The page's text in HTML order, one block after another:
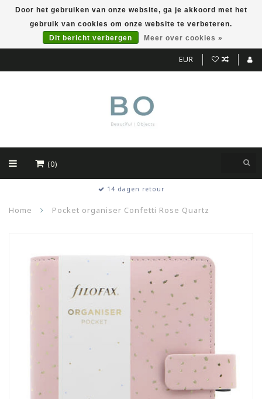
EUR
(0)
14 dagen retour
Home Pocket organiser Confetti Rose Quartz
Door het gebruiken van onze website, ga je akkoord met het
gebruik van cookies om onze website te verbeteren.
Dit bericht verbergen
Meer over cookies »